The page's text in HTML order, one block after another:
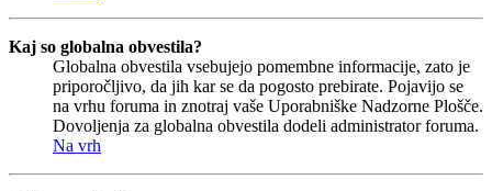
Kaj so globalna obvestila?
Globalna obvestila vsebujejo pomembne informacije, zato je
priporočljivo, da jih kar se da pogosto prebirate. Pojavijo se
na vrhu foruma in znotraj vaše Uporabniške Nadzorne Plošče.
Dovoljenja za globalna obvestila dodeli administrator foruma.
Na vrh